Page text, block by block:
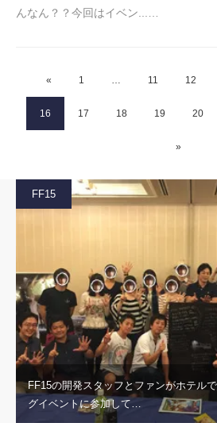
んなん？？今回はイベン...…
« 1 … 11 12
16 17 18 19 20
»
FF15
FF15の開発スタッフとファンがホテル
グイベントに参加して…